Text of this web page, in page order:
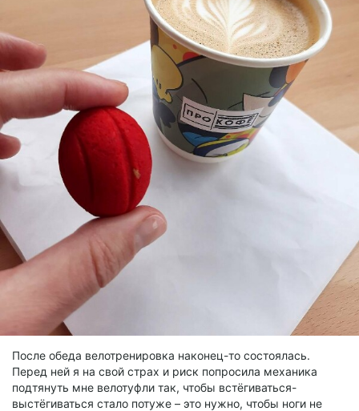
После обеда велотренировка наконец-то состоялась.
Перед ней я на свой страх и риск попросила механика
подтянуть мне велотуфли так, чтобы встёгиваться-
выстёгиваться стало потуже – это нужно, чтобы ноги не